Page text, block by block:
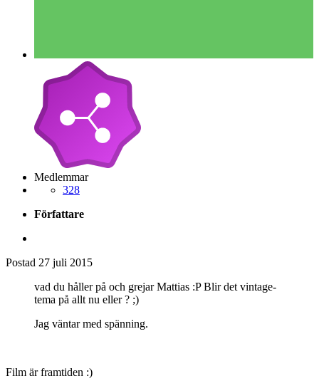
Medlemmar
328
Författare
Postad 27 juli 2015
vad du håller på och grejar Mattias :P Blir det vintage-
tema på allt nu eller ? ;)
Jag väntar med spänning.
Film är framtiden :)